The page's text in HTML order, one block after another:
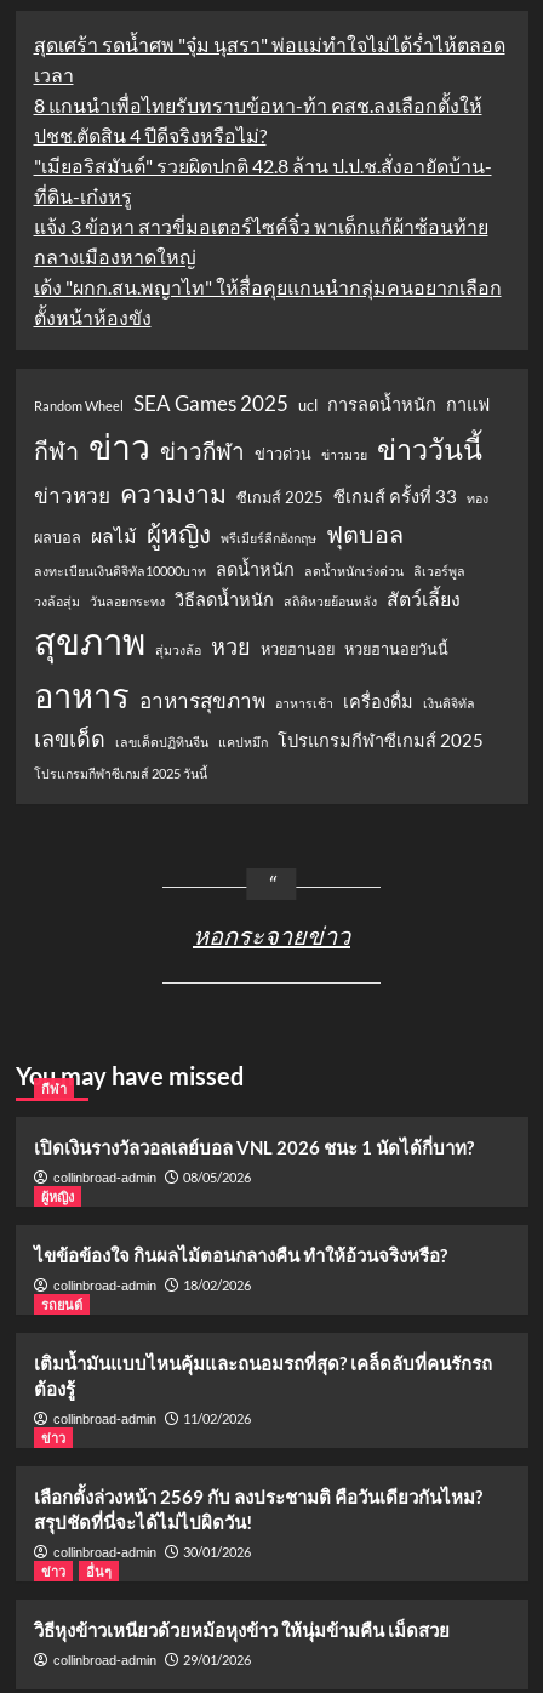
สุดเศร้า รดน้ำศพ "จุ๋ม นุสรา" พ่อแม่ทำใจไม่ได้ร่ำไห้ตลอด
เวลา
8 แกนนำเพื่อไทยรับทราบข้อหา-ท้า คสช.ลงเลือกตั้งให้
ปชช.ตัดสิน 4 ปีดีจริงหรือไม่?
"เมียอริสมันต์" รวยผิดปกติ 42.8 ล้าน ป.ป.ช.สั่งอายัดบ้าน-
ที่ดิน-เก๋งหรู
แจ้ง 3 ข้อหา สาวขี่มอเตอร์ไซค์จิ๋ว พาเด็กแก้ผ้าซ้อนท้าย
กลางเมืองหาดใหญ่
เด้ง "ผกก.สน.พญาไท" ให้สื่อคุยแกนนำกลุ่มคนอยากเลือก
ตั้งหน้าห้องขัง
Random Wheel SEA Games 2025 ucl การลดน้ำหนัก กาแฟ
กีฬา ข่าว ข่าวกีฬา ข่าวด่วน ข่าวมวย ข่าววันนี้
ข่าวหวย ความงาม ซีเกมส์ 2025 ซีเกมส์ ครั้งที่ 33 ทอง
ผลบอล ผลไม้ ผู้หญิง พรีเมียร์ลีกอังกฤษ ฟุตบอล
ลงทะเบียนเงินดิจิทัล10000บาท ลดน้ำหนัก ลดน้ำหนักเร่งด่วน
ลิเวอร์พูล
วงล้อสุ่ม
วันลอยกระทง วิธีลดน้ำหนัก สถิติหวยย้อนหลัง สัตว์เลี้ยง
สุขภาพ สุ่มวงล้อ หวย หวยฮานอย หวยฮานอยวันนี้
อาหาร อาหารสุขภาพ อาหารเช้า เครื่องดื่ม เงินดิจิทัล
เลขเด็ด เลขเด็ดปฏิทินจีน แคปหมึก โปรแกรมกีฬาซีเกมส์ 2025
โปรแกรมกีฬาซีเกมส์ 2025 วันนี้
หอกระจายข่าว
You may have missed
กีฬา
เปิดเงินรางวัลวอลเลย์บอล VNL 2026 ชนะ 1 นัดได้กี่บาท?
collinbroad-admin
08/05/2026
ผู้หญิง
ไขข้อข้องใจ กินผลไม้ตอนกลางคืน ทำให้อ้วนจริงหรือ?
collinbroad-admin
18/02/2026
รถยนต์
เติมน้ำมันแบบไหนคุ้มและถนอมรถที่สุด? เคล็ดลับที่คนรักรถ
ต้องรู้
collinbroad-admin
11/02/2026
ข่าว
เลือกตั้งล่วงหน้า 2569 กับ ลงประชามติ คือวันเดียวกันไหม?
สรุปชัดที่นี่จะได้ไม่ไปผิดวัน!
collinbroad-admin
30/01/2026
ข่าว
อื่นๆ
วิธีหุงข้าวเหนียวด้วยหม้อหุงข้าว ให้นุ่มข้ามคืน เม็ดสวย
collinbroad-admin 29/01/2026